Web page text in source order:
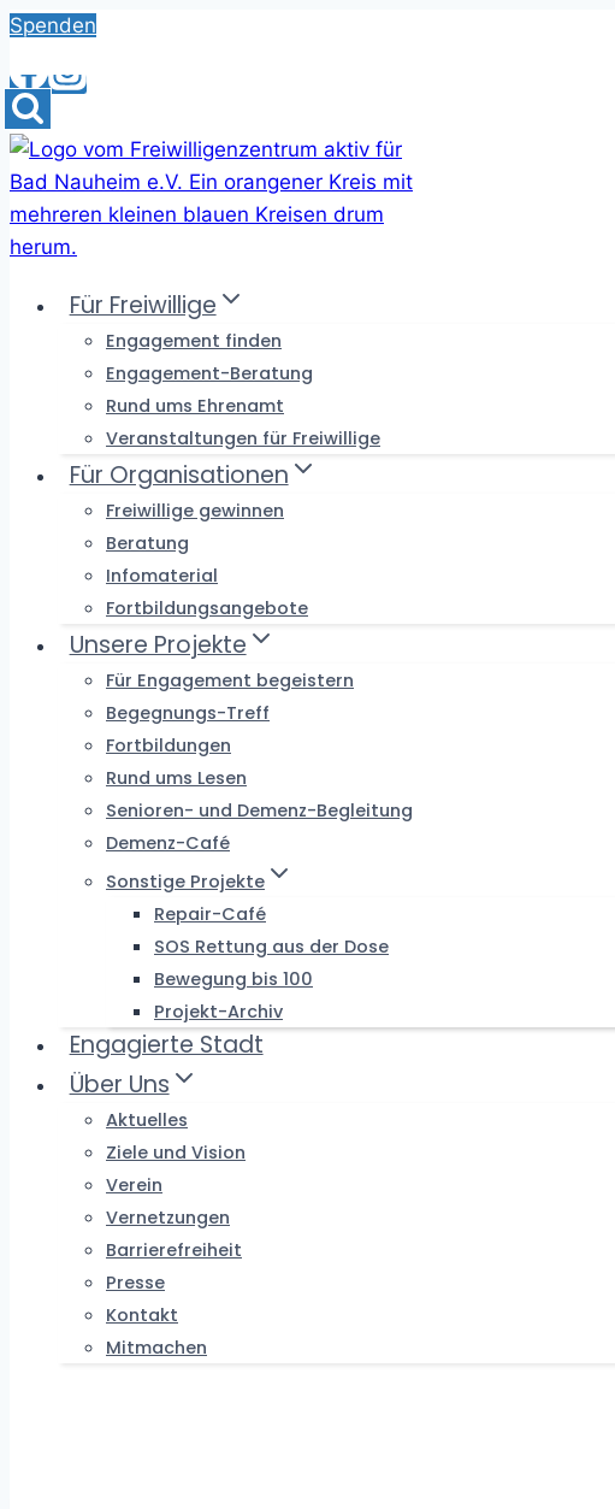
Skip
content
Spenden
Für Freiwillige
Engagement finden
Engagement-Beratung
Rund ums Ehrenamt
Veranstaltungen für Freiwillige
Für Organisationen
Freiwillige gewinnen
Beratung
Infomaterial
Fortbildungsangebote
Unsere Projekte
Für Engagement begeistern
Begegnungs-Treff
Fortbildungen
Rund ums Lesen
Senioren- und Demenz-Begleitung
Demenz-Café
Sonstige Projekte
Repair-Café
SOS Rettung aus der Dose
Bewegung bis 100
Projekt-Archiv
Engagierte Stadt
Über Uns
Aktuelles
Ziele und Vision
Verein
Vernetzungen
Barrierefreiheit
Presse
Kontakt
Mitmachen